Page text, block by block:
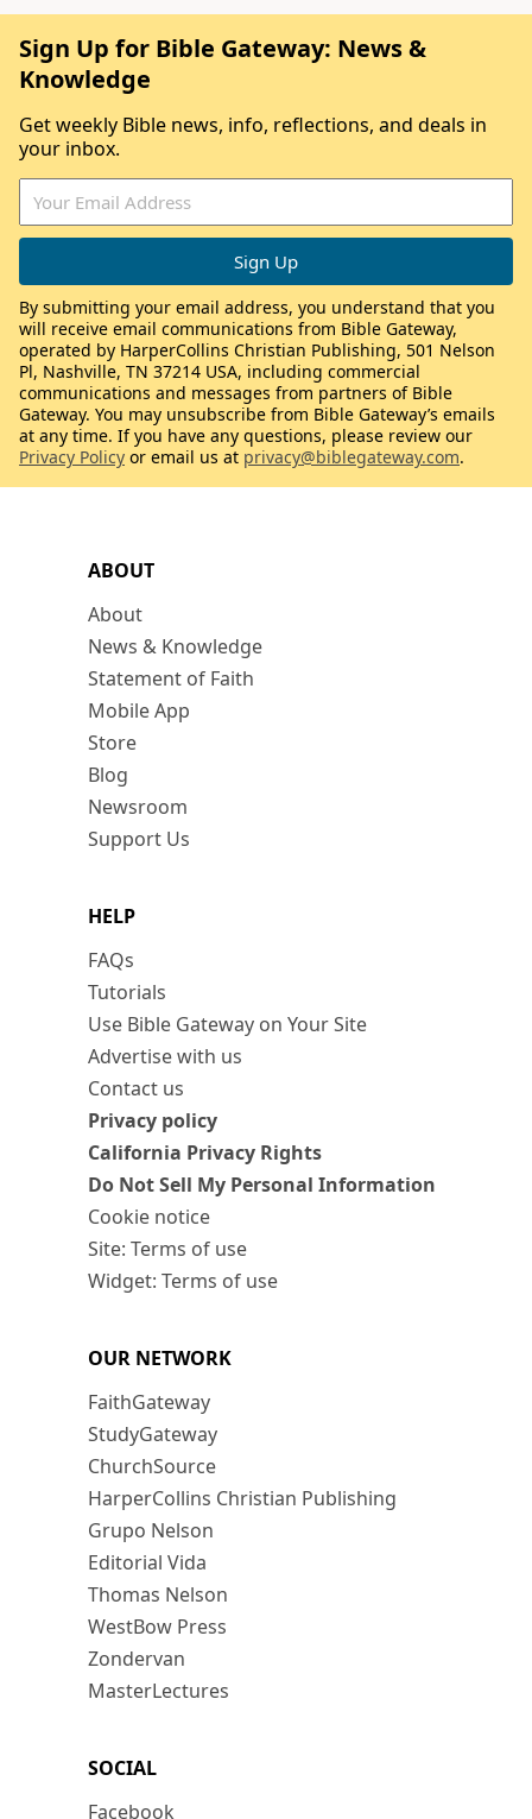
ABOUT
About
News & Knowledge
Statement of Faith
Mobile App
Store
Blog
Newsroom
Support Us
HELP
FAQs
Tutorials
Use Bible Gateway on Your Site
Advertise with us
Contact us
Privacy policy
California Privacy Rights
Do Not Sell My Personal Information
Cookie notice
Site: Terms of use
Widget: Terms of use
OUR NETWORK
FaithGateway
StudyGateway
ChurchSource
HarperCollins Christian Publishing
Grupo Nelson
Editorial Vida
Thomas Nelson
WestBow Press
Zondervan
MasterLectures
SOCIAL
Facebook
Sign Up for Bible Gateway: News &
Knowledge
Get weekly Bible news, info, reflections, and deals in
your inbox.
By submitting your email address, you understand that you
will receive email communications from Bible Gateway,
operated by HarperCollins Christian Publishing, 501 Nelson
Pl, Nashville, TN 37214 USA, including commercial
communications and messages from partners of Bible
Gateway. You may unsubscribe from Bible Gateway’s emails
at any time. If you have any questions, please review our
Privacy Policy or email us at privacy@biblegateway.com.